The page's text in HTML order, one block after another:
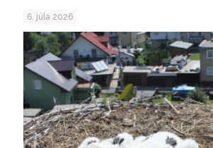
6. júla 2026